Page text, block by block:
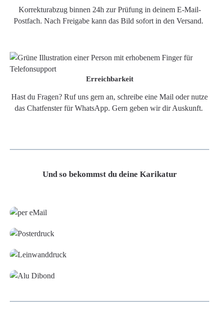
Korrekturabzug binnen 24h zur Prüfung in deinem E-Mail-
Postfach. Nach Freigabe kann das Bild sofort in den Versand.
Erreichbarkeit
Hast du Fragen? Ruf uns gern an, schreibe eine Mail oder nutze
das Chatfenster für WhatsApp. Gern geben wir dir Auskunft.
Und so bekommst du deine Karikatur